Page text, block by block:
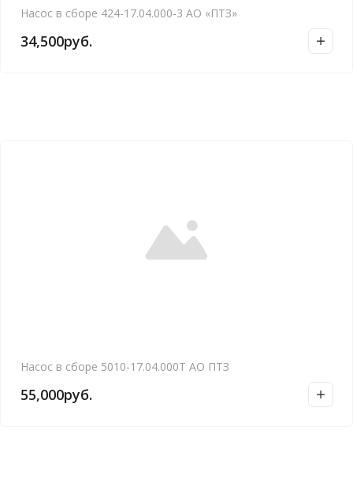
Насос в сборе 424-17.04.000-3 АО «ПТЗ»
34,500руб.
Насос в сборе 5010-17.04.000Т АО ПТЗ
55,000руб.